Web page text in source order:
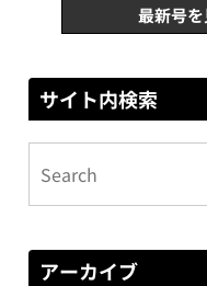
最新号
サイト内検索
アーカイブ